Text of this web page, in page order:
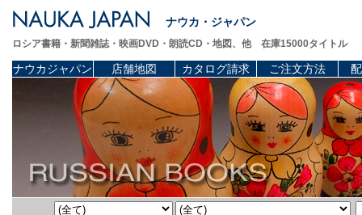
ナウカ・ジャパン
ロシア書籍・新聞雑誌・映画DVD・朗読CD・地図、他 在庫15000タイトル
ナウカジャパン 店舗地図 カタログ請求 ご注文方法